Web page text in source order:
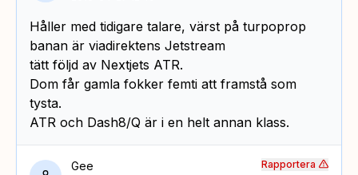
Håller med tidigare talare, värst på turpoprop
banan är viadirektens Jetstream
tätt följd av Nextjets ATR.
Dom får gamla fokker femti att framstå som
tysta.
ATR och Dash8/Q är i en helt annan klass.
Gee Rapportera